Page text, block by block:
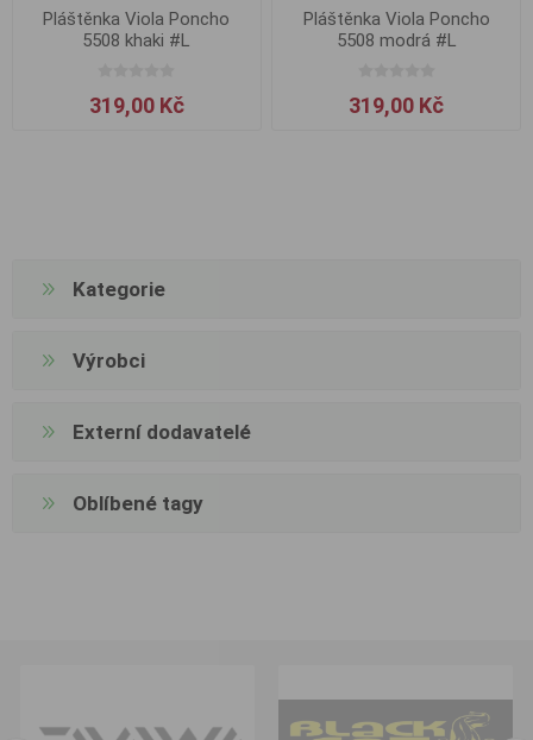
Pláštěnka Viola Poncho
5508 khaki #L
319,00 Kč
Pláštěnka Viola Poncho
5508 modrá #L
319,00 Kč
Kategorie
Výrobci
Externí dodavatelé
Oblíbené tagy